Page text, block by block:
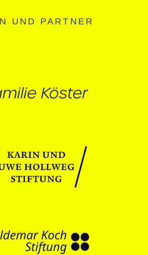
UND PARTNER